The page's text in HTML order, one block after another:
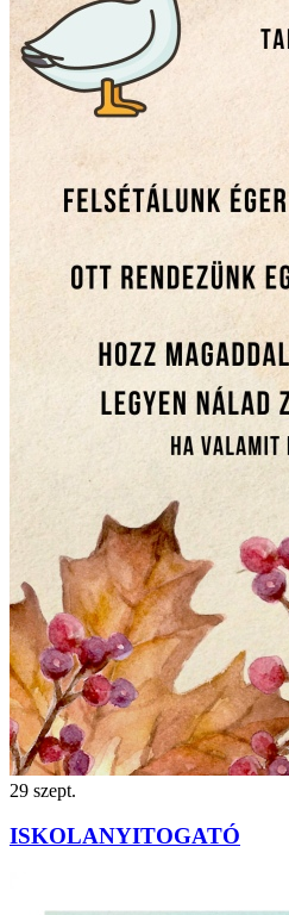
29 szept.
ISKOLANYITOGATÓ